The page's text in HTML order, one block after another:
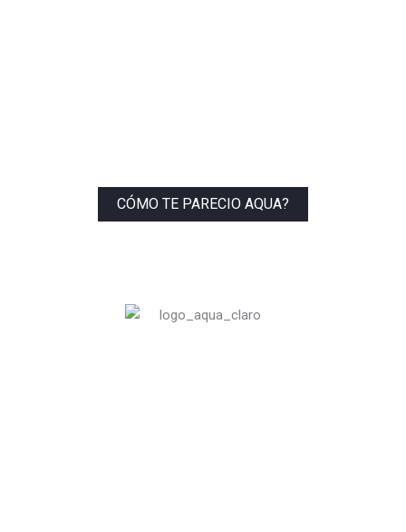
CÓMO TE PARECIO AQUA?